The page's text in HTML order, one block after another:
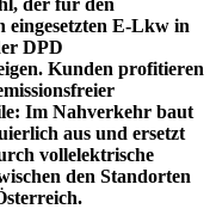
der für den
eingesetzten E-Lkw in
DPD
Kunden profitieren
Im Nahverkehr baut
aus und ersetzt
vollelektrische
den Standorten